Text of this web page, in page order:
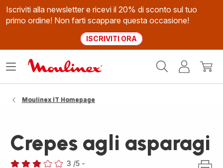
Iscriviti alla newsletter e ricevi il 20% di sconto sul tuo
primo ordine! Non farti scappare questa occasione!
ISCRIVITI ORA
Il
Apri
Moulinex IT Homepage
Crepes agli asparagi
3 /5 -